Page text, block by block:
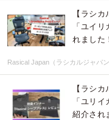
【ラシ
「ユイ
れました
Rasical Japan（ラシカルジャパ
【ラシ
「ユリ
紹介され